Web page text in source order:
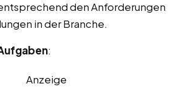
den Anforderungen
in der Branche.
:
Anzeige